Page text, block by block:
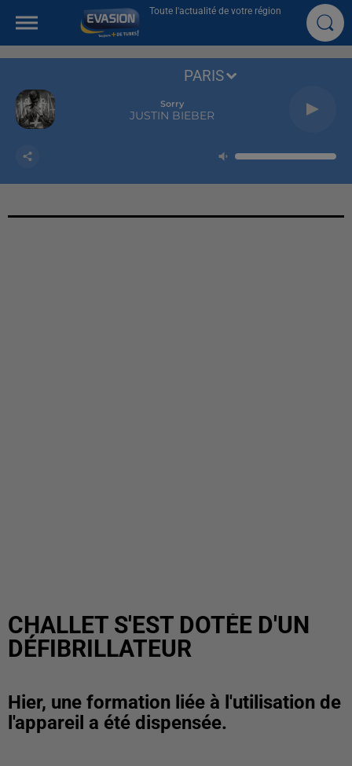
Toute l'actualité de votre région
Sorry
JUSTIN BIEBER
PARIS
CHALLET S'EST DOTÉE D'UN
DÉFIBRILLATEUR
Hier, une formation liée à l'utilisation de
l'appareil a été dispensée.